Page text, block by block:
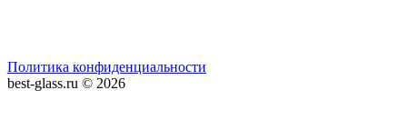
Политика конфиденциальности
best-glass.ru © 2026